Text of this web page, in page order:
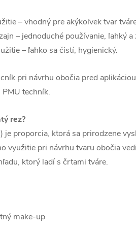
– vhodný pre akýkoľvek tvar
– jednoduché používanie, ľahký
– ľahko sa čistí, hygienický.
pri návrhu obočia pred
techník.
rez?
je proporcia, ktorá sa prirodzene
využitie pri návrhu tvaru obočia
ktorý ladí s črtami tváre.
make-up